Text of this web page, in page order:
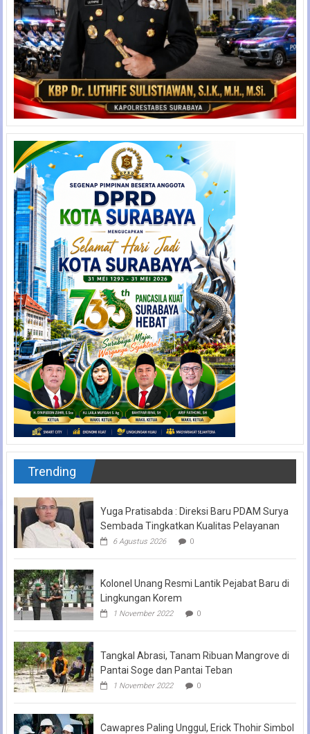
Trending
Yuga Pratisabda : Direksi Baru PDAM Surya
Sembada Tingkatkan Kualitas Pelayanan
6 Agustus 2026 0
Kolonel Unang Resmi Lantik Pejabat Baru di
Lingkungan Korem
1 November 2022 0
Tangkal Abrasi, Tanam Ribuan Mangrove di
Pantai Soge dan Pantai Teban
1 November 2022 0
Cawapres Paling Unggul, Erick Thohir Simbol